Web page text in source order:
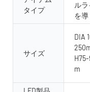
タイプ
ルラ
を導
サイズ
DIA
m